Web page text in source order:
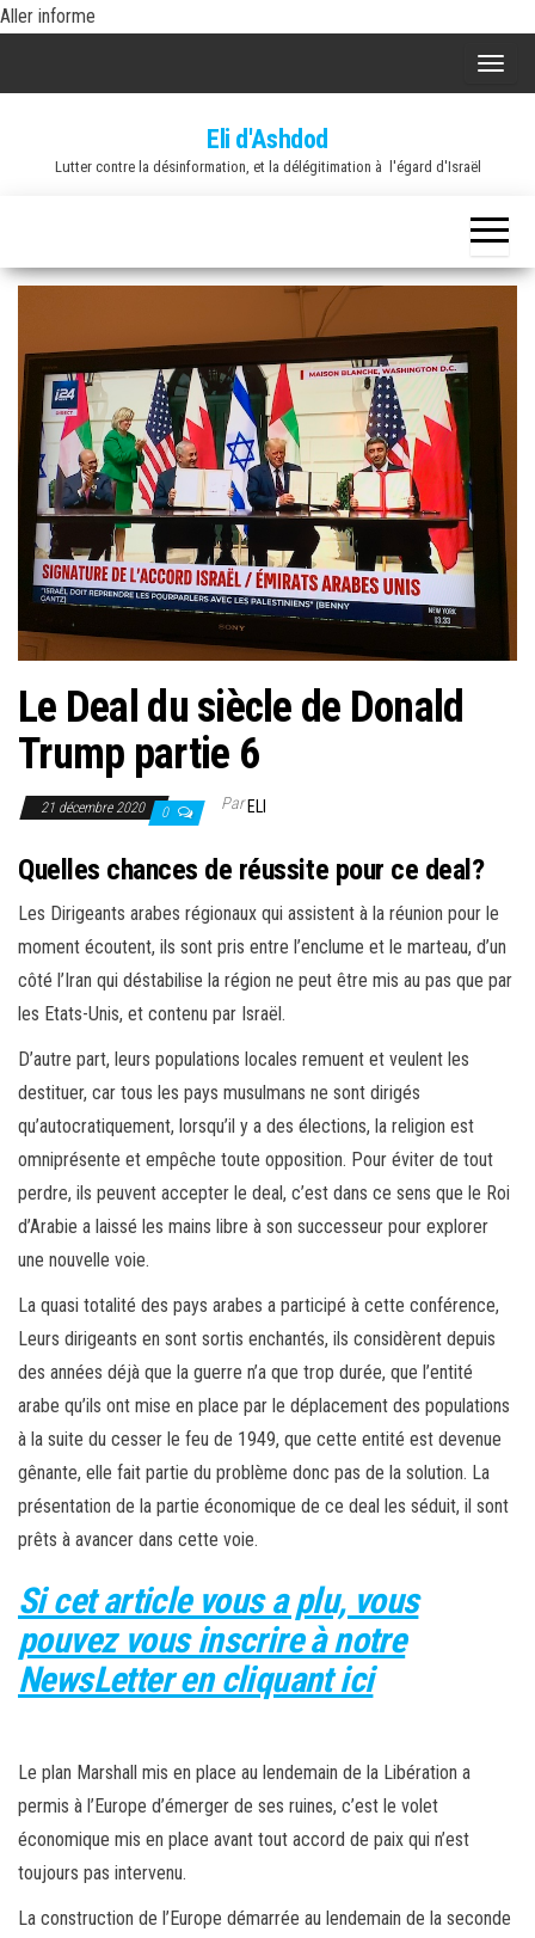
Aller informe
A
h
e
m
i
o
n
Eli d'Ashdod
Lutter contre la désinformation, et la délégitimation à l'égard d'Israël
Le Deal du siècle de Donald
Trump partie 6
21 décembre 2020 0 ParELI
Quelles chances de réussite pour ce deal?
Les Dirigeants arabes régionaux qui assistent à la réunion pour le
moment écoutent, ils sont pris entre l’enclume et le marteau, d’un
côté l’Iran qui déstabilise la région ne peut être mis au pas que par
les Etats-Unis, et contenu par Israël.
D’autre part, leurs populations locales remuent et veulent les
destituer, car tous les pays musulmans ne sont dirigés
qu’autocratiquement, lorsqu’il y a des élections, la religion est
omniprésente et empêche toute opposition. Pour éviter de tout
perdre, ils peuvent accepter le deal, c’est dans ce sens que le Roi
d’Arabie a laissé les mains libre à son successeur pour explorer
une nouvelle voie.
La quasi totalité des pays arabes a participé à cette conférence,
Leurs dirigeants en sont sortis enchantés, ils considèrent depuis
des années déjà que la guerre n’a que trop durée, que l’entité
arabe qu’ils ont mise en place par le déplacement des populations
à la suite du cesser le feu de 1949, que cette entité est devenue
gênante, elle fait partie du problème donc pas de la solution. La
présentation de la partie économique de ce deal les séduit, il sont
prêts à avancer dans cette voie.
Si cet article vous a plu, vous
pouvez vous inscrire à notre
NewsLetter en cliquant ici
Le plan Marshall mis en place au lendemain de la Libération a
permis à l’Europe d’émerger de ses ruines, c’est le volet
économique mis en place avant tout accord de paix qui n’est
toujours pas intervenu.
La construction de l’Europe démarrée au lendemain de la seconde